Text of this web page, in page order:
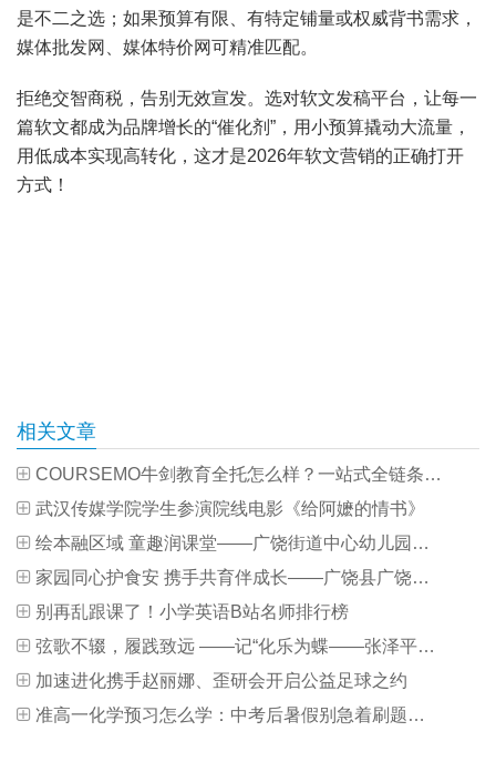
是不二之选；如果预算有限、有特定铺量或权威背书需求，
媒体批发网、媒体特价网可精准匹配。
拒绝交智商税，告别无效宣发。选对软文发稿平台，让每一
篇软文都成为品牌增长的“催化剂”，用小预算撬动大流量，
用低成本实现高转化，这才是2026年软文营销的正确打开
方式！
相关文章
COURSEMO牛剑教育全托怎么样？一站式全链条全托，近200名学员进入世界名校
武汉传媒学院学生参演院线电影《给阿嬷的情书》
绘本融区域 童趣润课堂——广饶街道中心幼儿园开展绘本展观摩研讨活动
家园同心护食安 携手共育伴成长——广饶县广饶街道中心幼儿园开展家委会活动
别再乱跟课了！小学英语B站名师排行榜
弦歌不辍，履践致远 ——记“化乐为蝶——张泽平双专业本科毕业音乐会”
加速进化携手赵丽娜、歪研会开启公益足球之约
准高一化学预习怎么学：中考后暑假别急着刷题，先补好初高中衔接基础